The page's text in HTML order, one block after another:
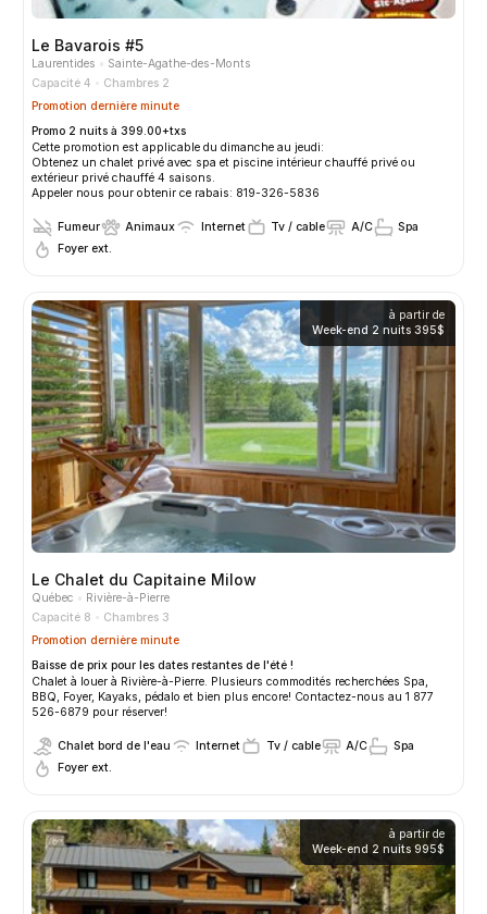
Le Bavarois #5
Laurentides
Sainte-Agathe-des-Monts
Capacité 4
Chambres 2
Promotion dernière minute
Promo 2 nuits à 399.00+txs
Cette promotion est applicable du dimanche au jeudi:
Obtenez un chalet privé avec spa et piscine intérieur chauffé privé ou
extérieur privé chauffé 4 saisons.
Appeler nous pour obtenir ce rabais: 819-326-5836
Fumeur Animaux Internet Tv / cable A/C
Spa
Foyer ext.
à partir de
Week-end 2 nuits395$
Le Chalet du Capitaine Milow
Québec
Rivière-à-Pierre
Capacité 8
Chambres 3
Promotion dernière minute
Baisse de prix pour les dates restantes de l'été !
Chalet à louer à Rivière-à-Pierre. Plusieurs commodités recherchées Spa,
BBQ, Foyer, Kayaks, pédalo et bien plus encore! Contactez-nous au 1 877
526-6879 pour réserver!
Chalet bord de l'eau Internet Tv / cable A/C
Spa
Foyer ext.
à partir de
Week-end 2 nuits995$